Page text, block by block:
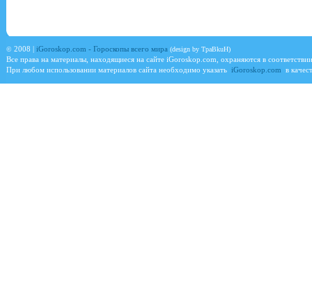
© 2008 | iGoroskop.com - Гороскопы всего мира (design by TpaBkuH)
Все права на материалы, находящиеся на сайте iGoroskop.com , охраняются в
При любом использовании материалов сайта необходимо указать iGoroskop.com в